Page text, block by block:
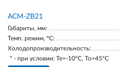
ACM-ZB21
Габариты, мм:
Темп. режим, °С:
Холодопроизводительность:
* - при условии: Te=-10ºC, To=45ºC